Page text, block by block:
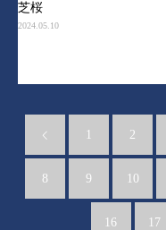
芝桜
2024.05.10
1 2
8 9 10
16 17